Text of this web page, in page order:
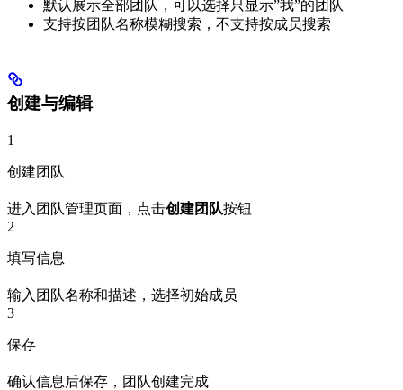
默认展示全部团队，可以选择只显示”我”的团队
支持按团队名称模糊搜索，不支持按成员搜索
创建与编辑
1
创建团队
进入团队管理页面，点击创建团队按钮
2
填写信息
输入团队名称和描述，选择初始成员
3
保存
确认信息后保存，团队创建完成